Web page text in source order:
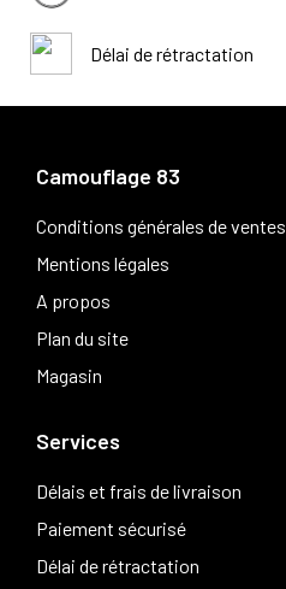
Délai de rétractation
Camouflage 83
Conditions générales de ventes
Mentions légales
A propos
Plan du site
Magasin
Services
Délais et frais de livraison
Paiement sécurisé
Délai de rétractation